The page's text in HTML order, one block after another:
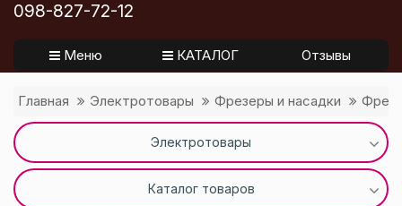
098-827-72-12
Меню КАТАЛОГ Отзывы
Главная Электротовары Фрезеры и насадки
Электротовары
Каталог товаров